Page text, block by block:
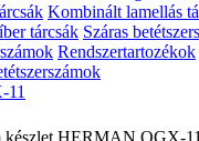
Kombinált lamellás
tárcsák Száras
Rendszertartozékok